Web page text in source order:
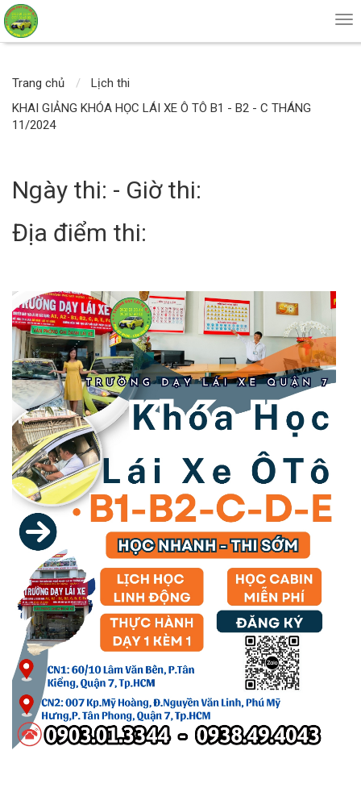
Trang chủ
Lịch thi
KHAI GIẢNG KHÓA HỌC LÁI XE Ô TÔ B1 - B2 - C THÁNG
11/2024
Ngày thi: - Giờ thi:
Địa điểm thi: